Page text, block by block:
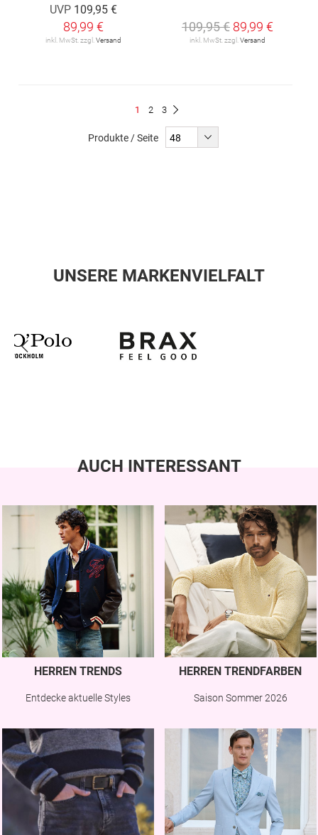
UVP 109,95 €
89,99 €
inkl. MwSt. zzgl. Versand
109,95 € 89,99 €
inkl. MwSt. zzgl. Versand
Du
1 Seite
2 Seite
3
Produkte / Seite
UNSERE MARKENVIELFALT
AUCH INTERESSANT
HERREN TRENDS
Entdecke aktuelle Styles
HERREN TRENDFARBEN
Saison Sommer 2026